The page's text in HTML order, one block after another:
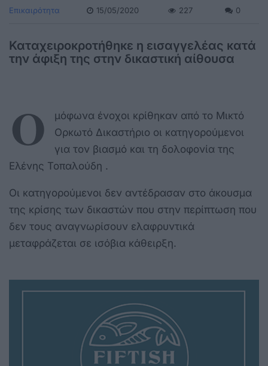
Επικαιρότητα 15/05/2020 227 0
Καταχειροκροτήθηκε η εισαγγελέας κατά
την άφιξη της στην δικαστική αίθουσα
Ο
μόφωνα ένοχοι κρίθηκαν από το Μικτό
Ορκωτό Δικαστήριο οι κατηγορούμενοι
για τον βιασμό και τη δολοφονία της
Ελένης Τοπαλούδη .
Οι κατηγορούμενοι δεν αντέδρασαν στο άκουσμα
της κρίσης των δικαστών που στην περίπτωση που
δεν τους αναγνωρίσουν ελαφρυντικά
μεταφράζεται σε ισόβια κάθειρξη.